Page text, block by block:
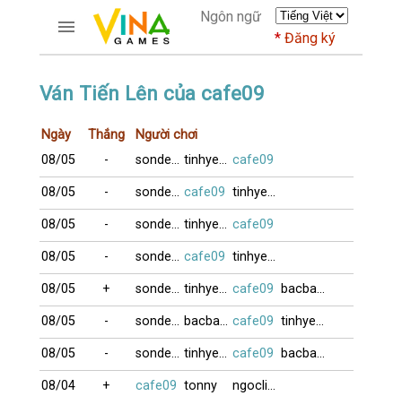
Ngôn ngữ
Đăng ký
TRƯƠNG MỤC
Đăng ký
Thành viên mới
Hỏi đáp
Người giàu nhất
TRÒ CHƠI
DIỄN ĐÀN
CỜ TƯỚNG
Ván Tiến Lên của cafe09
Ngày Thắng
Người chơi
08/05
- sonde_VT tinhyeuxua cafe09
08/05 - sonde_VT cafe09 tinhyeuxua
08/05 - sonde_VT tinhyeuxua cafe09
08/05 - sonde_VT cafe09 tinhyeuxua
08/05 + sonde_VT tinhyeuxua cafe09 bacbanLA
08/05 - sonde_VT bacbanLA cafe09 tinhyeuxua
08/05 - sonde_VT tinhyeuxua cafe09 bacbanLA
08/04 + cafe09 tonny ngoclien53